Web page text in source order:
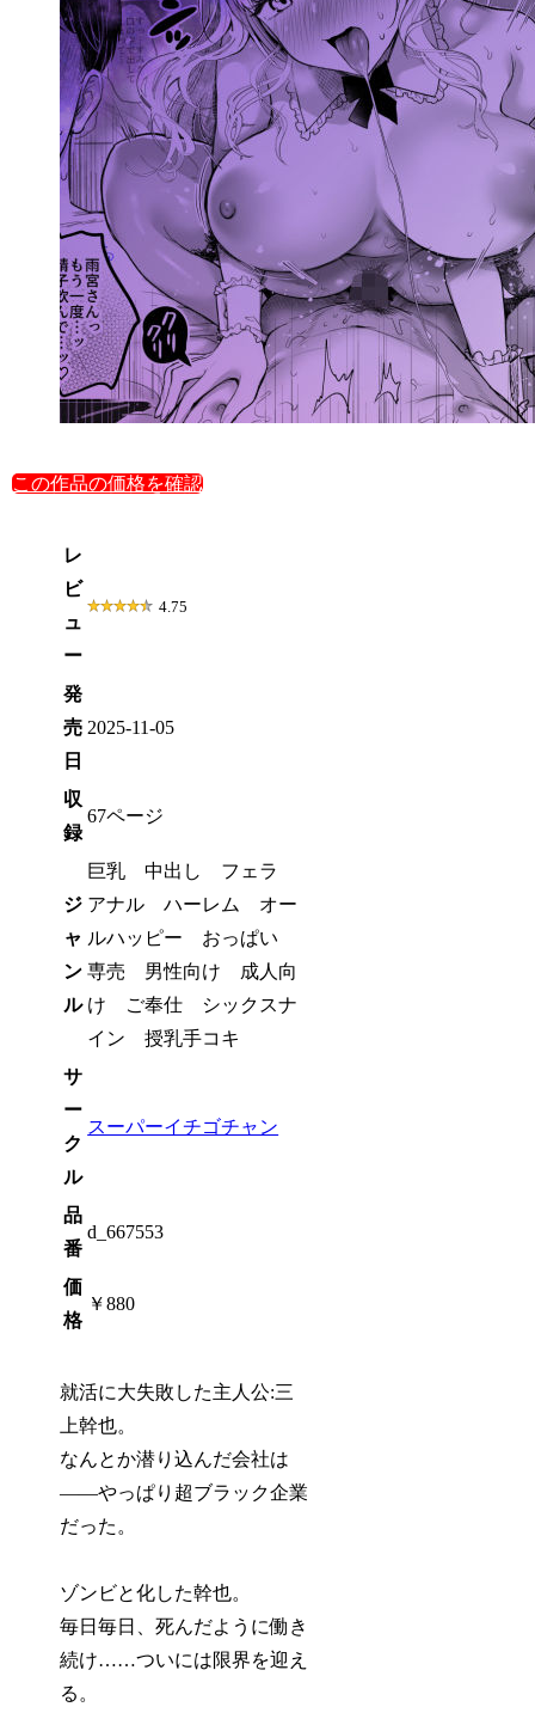
この作品の価格を確認
レ
ビ
ュ
ー
4.75
発
売
日
2025-11-05
収
録
67ページ
ジ
ャ
ン
ル
巨乳 中出し フェラ
アナル ハーレム オー
ルハッピー おっぱい
専売 男性向け 成人向
け ご奉仕 シックスナ
イン 授乳手コキ
サ
ー
ク
ル
スーパーイチゴチャン
品
番
d_667553
価
格
￥880
就活に大失敗した主人公:三
上幹也。
なんとか潜り込んだ会社は
――やっぱり超ブラック企業
だった。
ゾンビと化した幹也。
毎日毎日、死んだように働き
続け……ついには限界を迎え
る。